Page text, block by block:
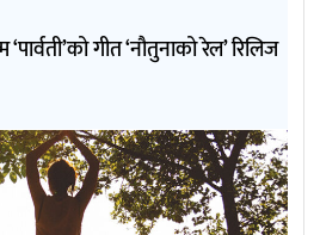
गीत ‘नौतुनाको रेल’ रिलिज